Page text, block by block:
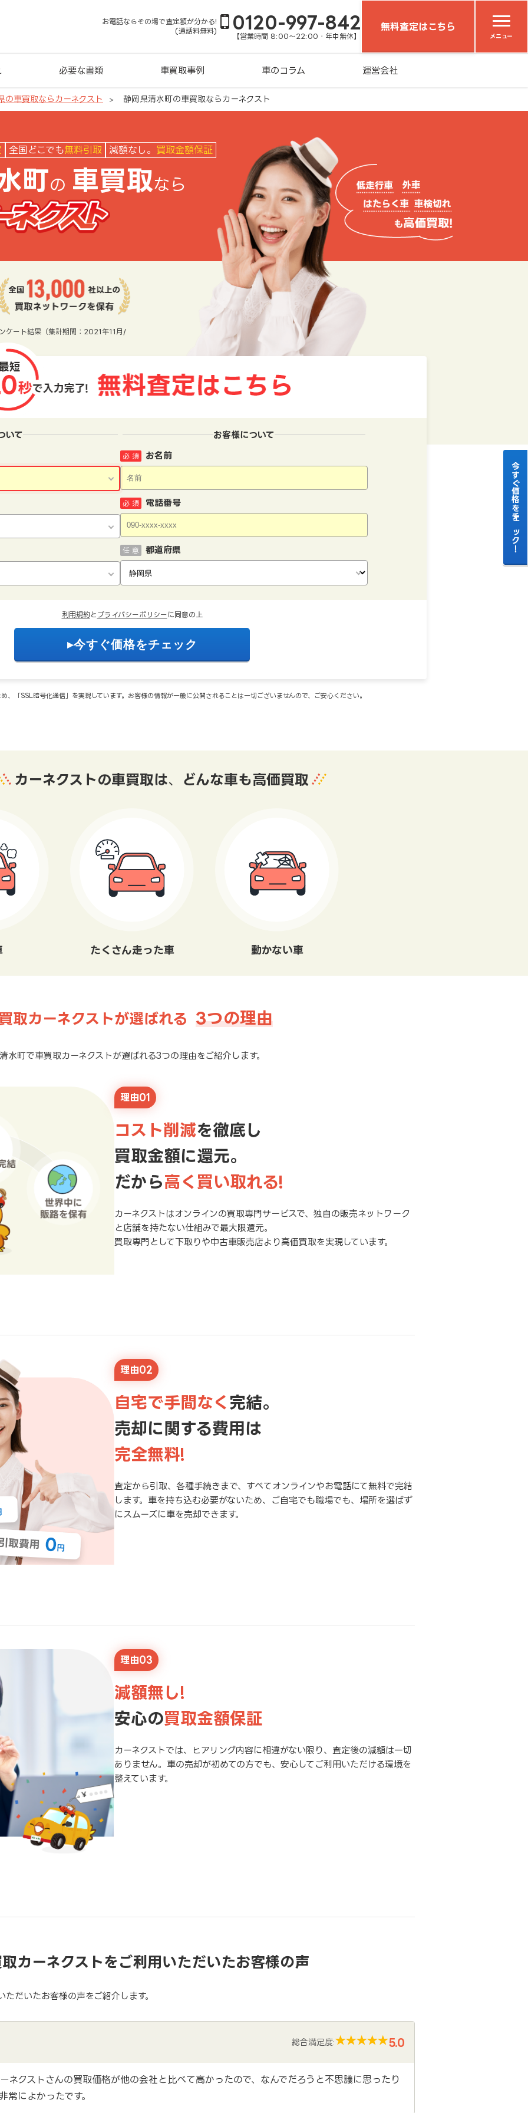
お電話ならその場で査定額が分かる!
(通話料無料)
0120-997-842
【営業時間 8:00～22:00・年中無休】
無料査定はこちら
メニュー
必要な書類 車買取事例 車のコラム 運営会社
の車買取ならカーネクスト 静岡県清水町の車買取ならカーネクスト
全国どこでも無料引取 減額なし。 買取金額保証
町の 車買取なら
ケート結果（集計期間：2021年11月/
いて お客様について
お名前
必 須
電話番号
必 須
都道府県
任 意
利用規約 と プライバシーポリシー に同意の上
、「SSL暗号化通信」を実現しています。お客様の情報が一般に公開されることは一切ございませんので、ご安心ください。
カーネクストの車買取は、 どんな車も高価買取
たくさん走った車 動かない車
取カーネクストが選ばれる 3つの理由
水町で車買取カーネクストが選ばれる3つの理由をご紹介します。
理由01
コスト削減を徹底し
買取金額に還元。
だから高く買い取れる!
カーネクストはオンラインの買取専門サービスで、独自の販売ネットワーク
と店舗を持たない仕組みで最大限還元。
買取専門として下取りや中古車販売店より高価買取を実現しています。
理由02
自宅で手間なく 完結。
売却に関する費用は
完全無料!
査定から引取、各種手続きまで、すべてオンラインやお電話にて無料で完結
します。車を持ち込む必要がないため、ご自宅でも職場でも、場所を選ばず
にスムーズに車を売却できます。
理由03
減額無し!
安心の買取金額保証
カーネクストでは、ヒアリング内容に相違がない限り、査定後の減額は一切
ありません。車の売却が初めての方でも、安心してご利用いただける環境を
整えています。
カーネクストをご利用いただいたお客様の声
だいたお客様の声をご紹介します。
総合満足度: 5.0
ネクストさんの買取価格が他の会社と比べて高かったので、なんでだろうと不思議に思ったり
常によかったです。
今すぐ価格をチェック！